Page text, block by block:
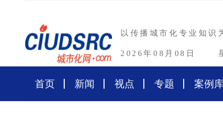
以传播城市化专业知识
2026年08月08日
首页 新闻 视点 专题 案例